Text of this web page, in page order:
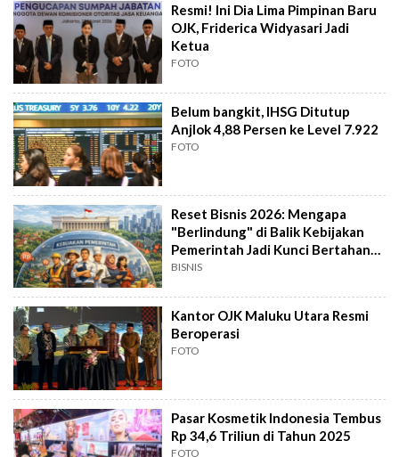
Resmi! Ini Dia Lima Pimpinan Baru
OJK, Friderica Widyasari Jadi
Ketua
FOTO
Belum bangkit, IHSG Ditutup
Anjlok 4,88 Persen ke Level 7.922
FOTO
Reset Bisnis 2026: Mengapa
"Berlindung" di Balik Kebijakan
Pemerintah Jadi Kunci Bertahan
Hidup?
BISNIS
Kantor OJK Maluku Utara Resmi
Beroperasi
FOTO
Pasar Kosmetik Indonesia Tembus
Rp 34,6 Triliun di Tahun 2025
FOTO